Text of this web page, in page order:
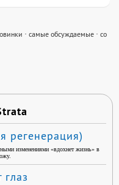
· самые обсуждаемые · со
регенерация)
изменениями «вдохнет жизнь» в
глаз